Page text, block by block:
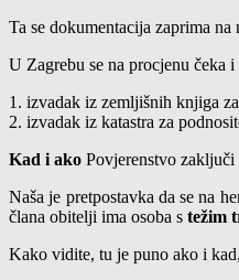
Ta se dokumentacija zaprima
U Zagrebu se na procjenu čeka
1. izvadak iz zemljišnih knjiga
2. izvadak iz katastra za
Kad i ako Povjerenstvo zaključi
Naša je pretpostavka da se na
člana obitelji ima osoba s težim
Kako vidite, tu je puno ako i